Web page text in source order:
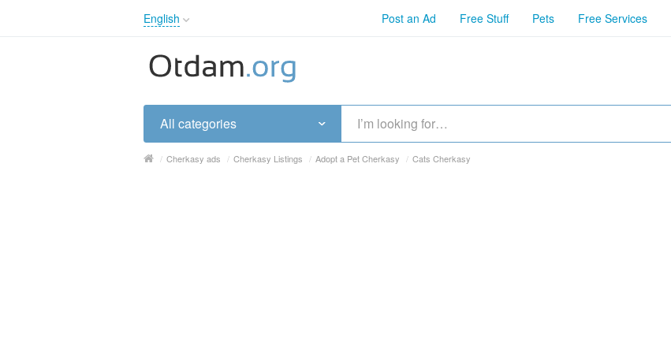
English
English
Русский
Українська
Post an Ad Free Stuff Pets Free Services
All categories
/ Cherkasy ads / Cherkasy Listings / Adopt a Pet Cherkasy / Cats Cherkasy